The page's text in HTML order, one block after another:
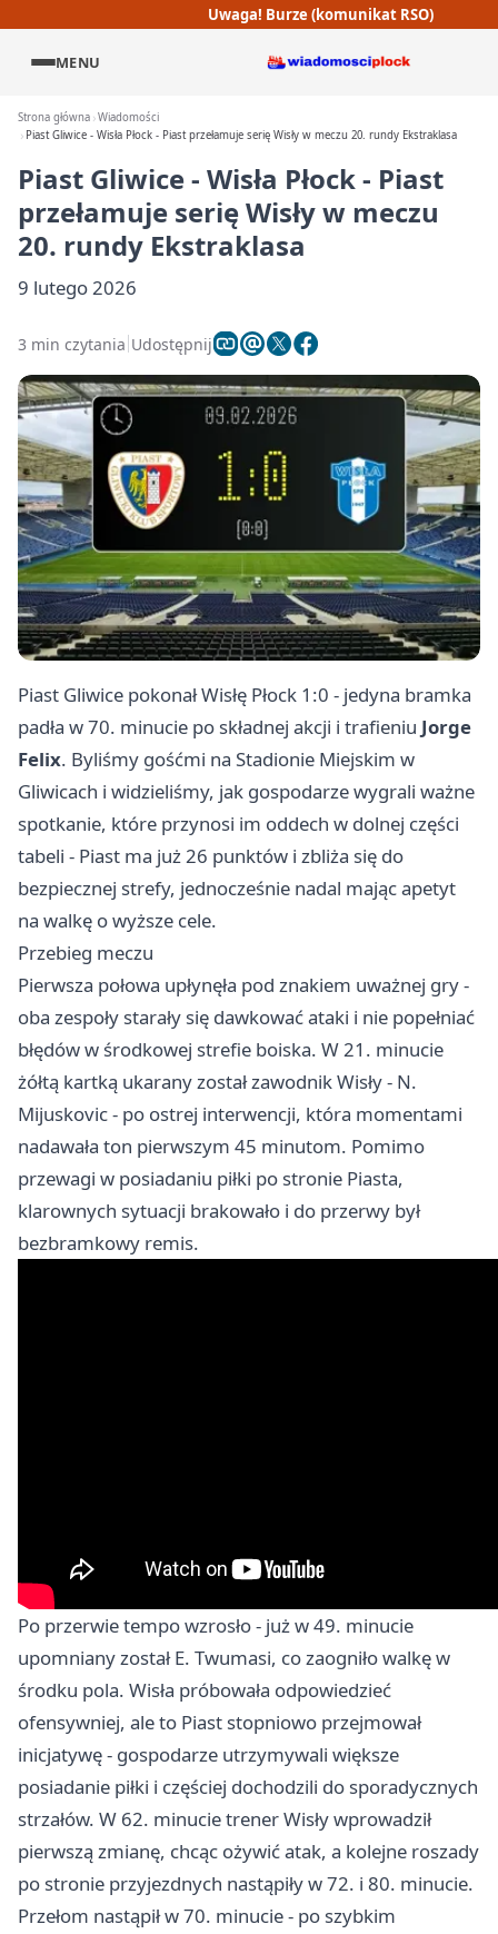
Uwaga! Burze (komunikat RSO)
MENU
Strona główna Wiadomości
Piast Gliwice - Wisła Płock - Piast przełamuje serię Wisły w meczu 20. rundy Ekstraklasa
Piast Gliwice - Wisła Płock - Piast
przełamuje serię Wisły w meczu
20. rundy Ekstraklasa
9 lutego 2026
3 min czytania Udostępnij
Piast Gliwice pokonał Wisłę Płock 1:0 - jedyna bramka
padła w 70. minucie po składnej akcji i trafieniu Jorge
Felix. Byliśmy gośćmi na Stadionie Miejskim w
Gliwicach i widzieliśmy, jak gospodarze wygrali ważne
spotkanie, które przynosi im oddech w dolnej części
tabeli - Piast ma już 26 punktów i zbliża się do
bezpiecznej strefy, jednocześnie nadal mając apetyt
na walkę o wyższe cele.
Przebieg meczu
Pierwsza połowa upłynęła pod znakiem uważnej gry -
oba zespoły starały się dawkować ataki i nie popełniać
błędów w środkowej strefie boiska. W 21. minucie
żółtą kartką ukarany został zawodnik Wisły - N.
Mijuskovic - po ostrej interwencji, która momentami
nadawała ton pierwszym 45 minutom. Pomimo
przewagi w posiadaniu piłki po stronie Piasta,
klarownych sytuacji brakowało i do przerwy był
bezbramkowy remis.
Po przerwie tempo wzrosło - już w 49. minucie
upomniany został E. Twumasi, co zaogniło walkę w
środku pola. Wisła próbowała odpowiedzieć
ofensywniej, ale to Piast stopniowo przejmował
inicjatywę - gospodarze utrzymywali większe
posiadanie piłki i częściej dochodzili do sporadycznych
strzałów. W 62. minucie trener Wisły wprowadził
pierwszą zmianę, chcąc ożywić atak, a kolejne roszady
po stronie przyjezdnych nastąpiły w 72. i 80. minucie.
Przełom nastąpił w 70. minucie - po szybkim